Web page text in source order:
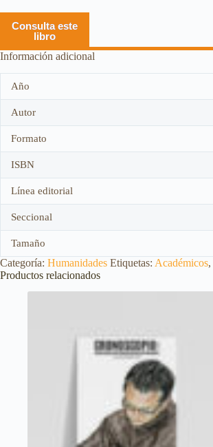
Consulta este
libro
Información adicional
Año
Autor
Formato
ISBN
Línea editorial
Seccional
Tamaño
Categoría: Humanidades Etiquetas: Académicos,
Productos relacionados